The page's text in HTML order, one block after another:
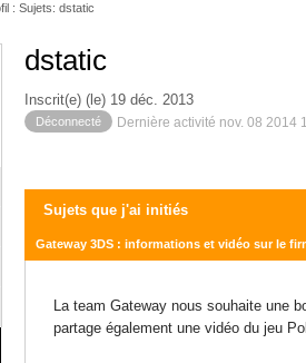
: Sujets: dstatic
dstatic
Inscrit(e) (le) 19 déc. 2013
Déconnecté Dernière activité nov. 08 2014
Sujets que j'ai initiés
Gateway 3DS : informations et vidéo sur le
La team Gateway nous souhaite une
partage également une vidéo du jeu